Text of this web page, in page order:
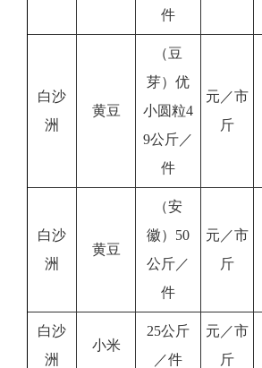
件
白沙
洲
黄豆
（豆
芽）优
小圆粒4
9公斤／
件
元／市
斤
白沙
洲
黄豆
（安
徽）50
公斤／
件
元／市
斤
白沙
洲
小米
25公斤
／件
元／市
斤